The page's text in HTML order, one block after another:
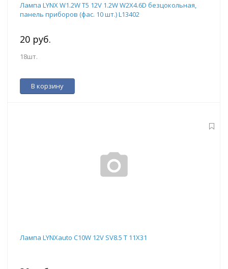
Лампа LYNX W1.2W T5 12V 1.2W W2X4.6D безцокольная,
панель приборов (фас. 10 шт.) L13402
20 руб.
18шт.
В корзину
Лампа LYNXauto C10W 12V SV8.5 T 11X31